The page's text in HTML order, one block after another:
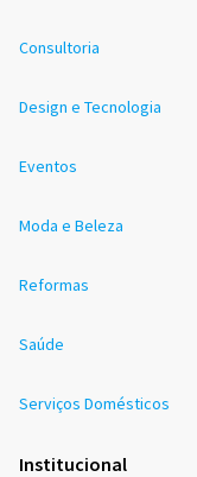
Consultoria
Design e Tecnologia
Eventos
Moda e Beleza
Reformas
Saúde
Serviços Domésticos
Institucional